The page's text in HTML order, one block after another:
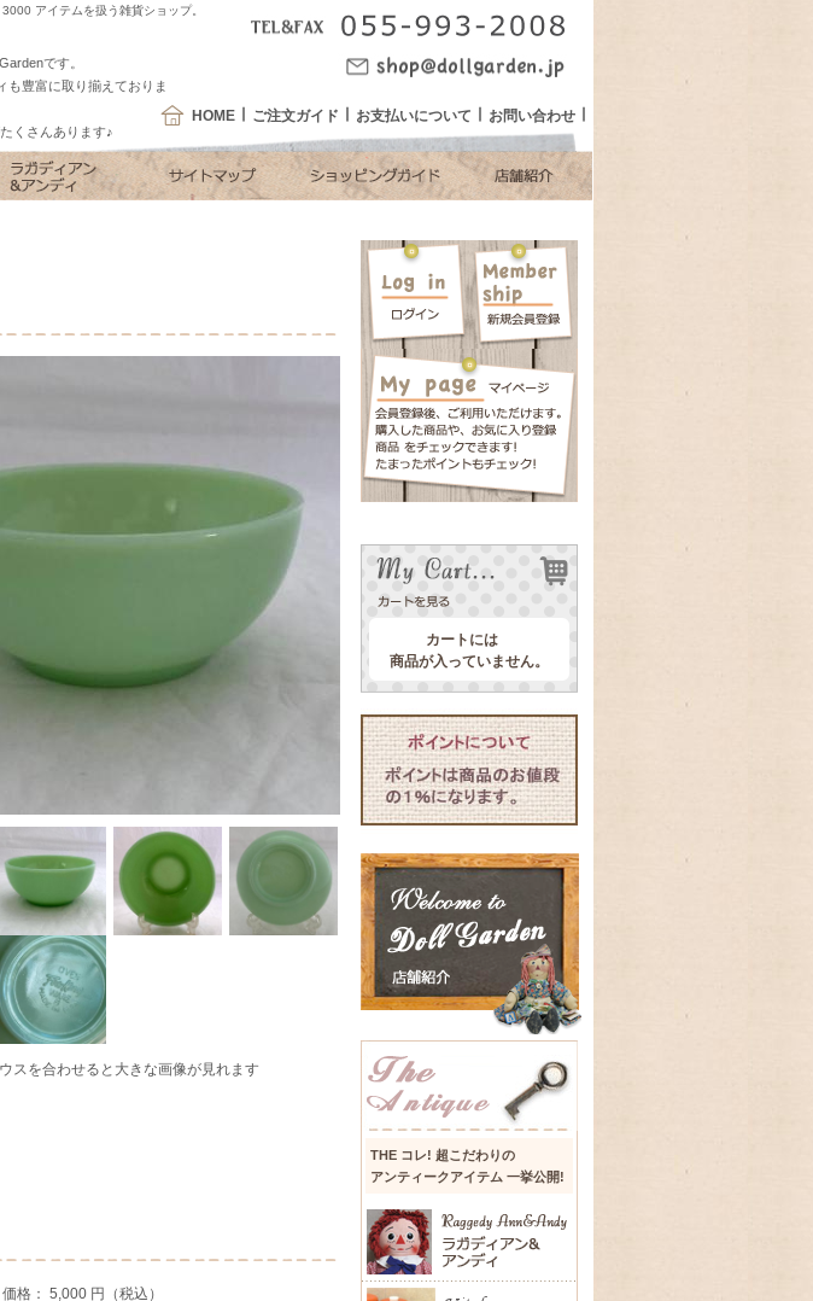
アイテムを扱う雑貨ショップ。
HOME ご注文ガイド お支払いについて お問い合わせ
です。
も豊富に取り揃えておりま
くさんあります♪
スを合わせると大きな画像が見れます
価格： 5,000 円（税込）
カートには
商品が入っていません。
THE コレ! 超こだわりの
アンティークアイテム 一挙公開!